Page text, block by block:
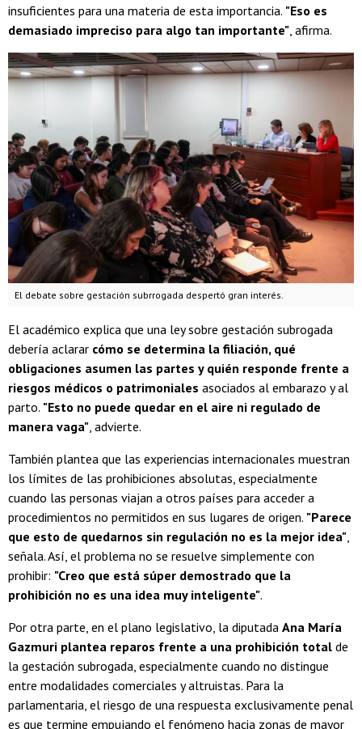
insuficientes para una materia de esta importancia. "Eso es
demasiado impreciso para algo tan importante" , afirma.
El debate sobre gestación subrrogada despertó gran interés.
El académico explica que una ley sobre gestación subrogada
debería aclarar cómo se determina la filiación, qué
obligaciones asumen las partes y quién responde frente a
riesgos médicos o patrimoniales asociados al embarazo y al
parto. "Esto no puede quedar en el aire ni regulado de
manera vaga", advierte.
También plantea que las experiencias internacionales muestran
los límites de las prohibiciones absolutas, especialmente
cuando las personas viajan a otros países para acceder a
procedimientos no permitidos en sus lugares de origen. "Parece
que esto de quedarnos sin regulación no es la mejor idea",
señala. Así, el problema no se resuelve simplemente con
prohibir: "Creo que está súper demostrado que la
prohibición no es una idea muy inteligente".
Por otra parte, en el plano legislativo, la diputada Ana María
Gazmuri plantea reparos frente a una prohibición total de
la gestación subrogada, especialmente cuando no distingue
entre modalidades comerciales y altruistas. Para la
parlamentaria, el riesgo de una respuesta exclusivamente penal
es que termine empujando el fenómeno hacia zonas de mayor